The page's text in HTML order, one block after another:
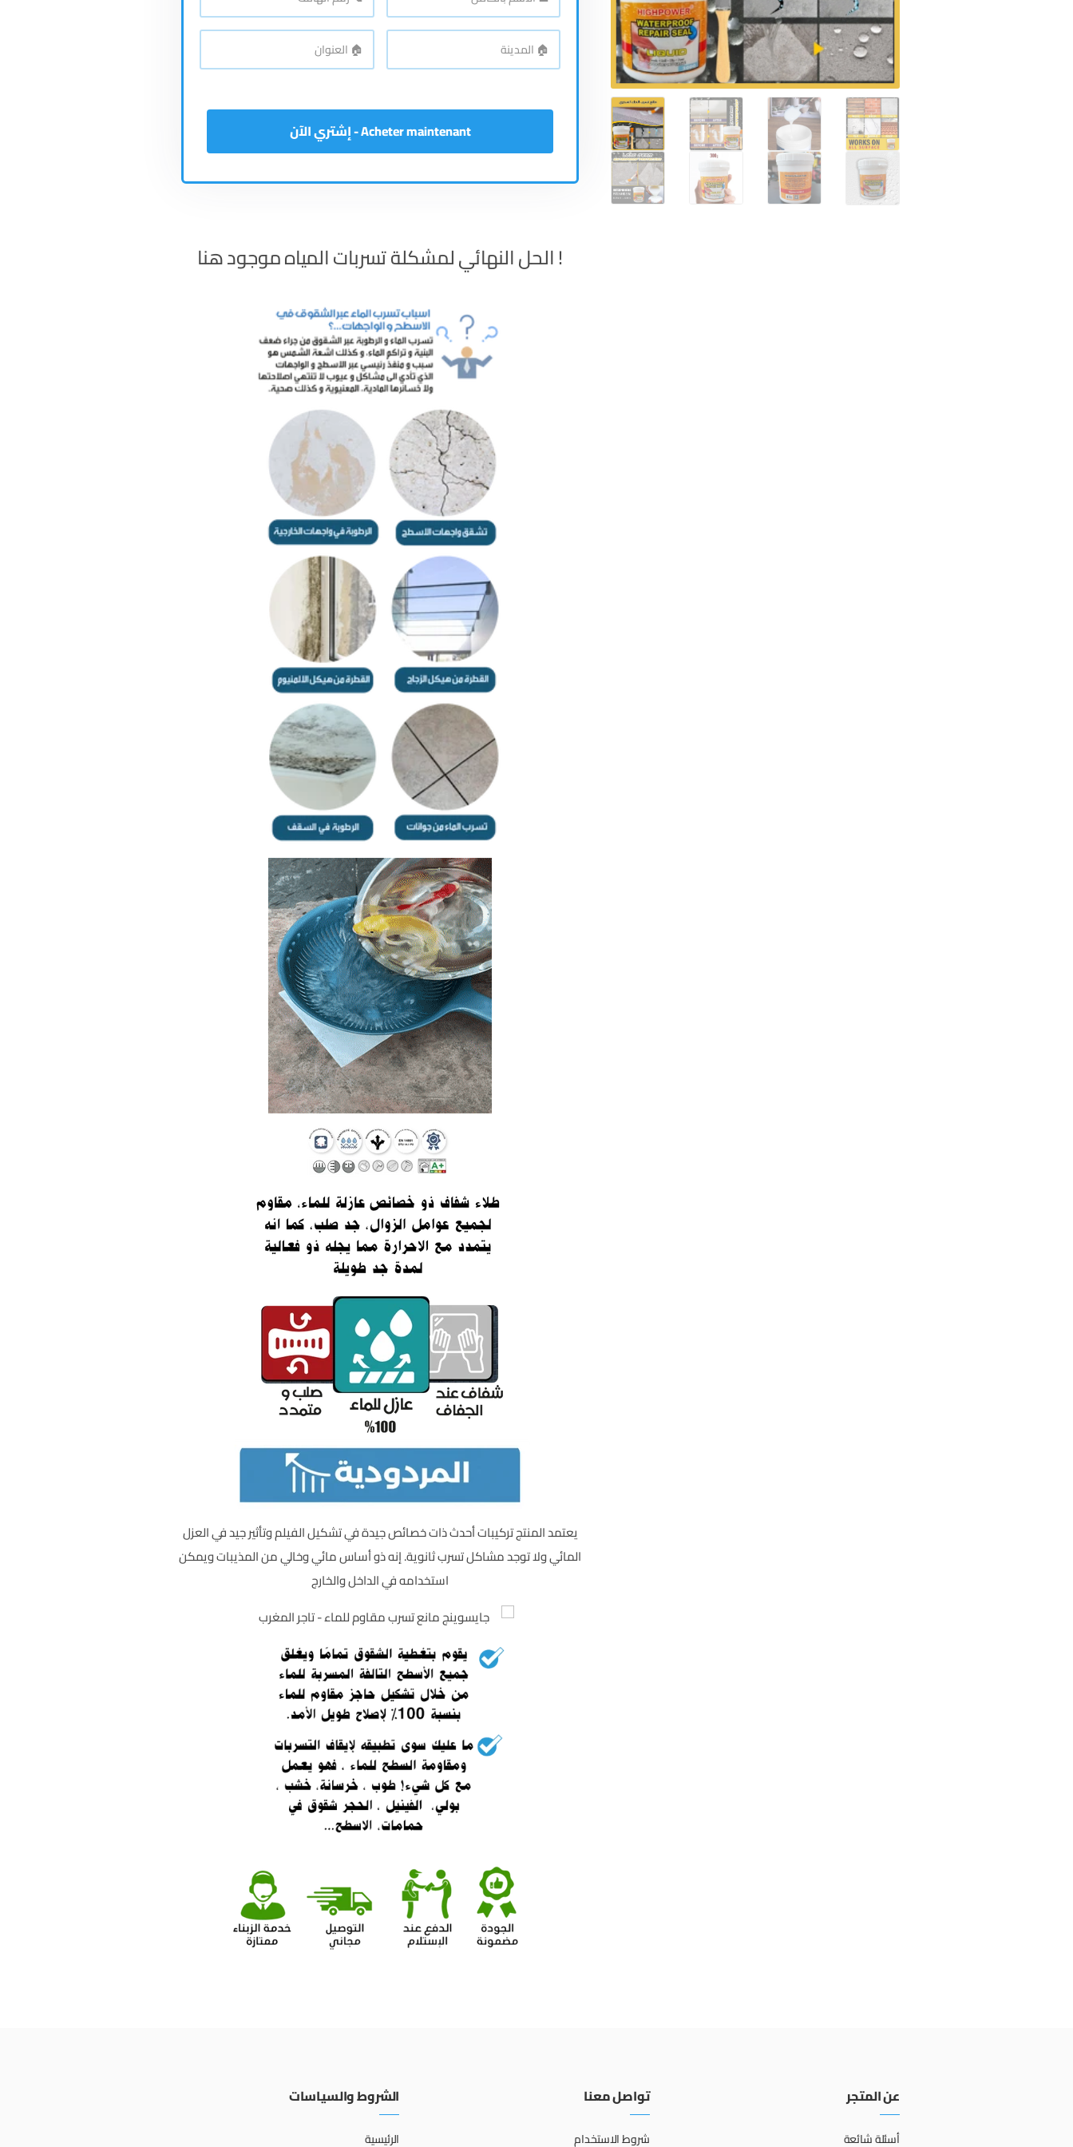
الاسم
بالكامل*
رقم
الهاتف*
🏠
المدينة*
🏠
العنوان*
Acheter maintenant - إشتري الآن
! الحل النهائي لمشكلة تسربات المياه موجود هنا
يعتمد المنتج تركيبات أحدث ذات خصائص جيدة في تشكيل الفيلم وتأثير جيد في العزل
المائي ولا توجد مشاكل تسرب ثانوية. إنه ذو أساس مائي وخالي من المذيبات ويمكن
استخدامه في الداخل والخارج
عن المتجر
أسئلة شائعة
تواصل معنا
شروط الاستخدام
الشروط والسياسات
الرئيسية